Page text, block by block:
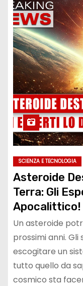
SCIENZA E TECNOLOGIA
Asteroide
Terra: Gli
Apocalittico!
Un asteroide
prossimi anni. Gli
escogitare un
tutto quello da
cosmico sta